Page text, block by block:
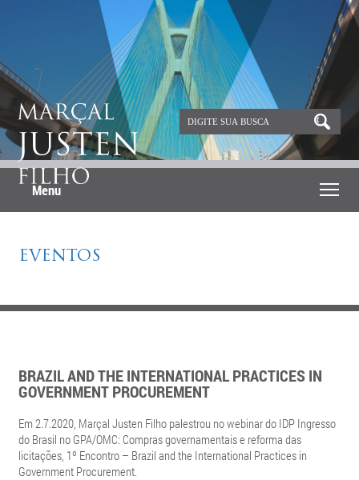
Menu
EVENTOS
BRAZIL AND THE INTERNATIONAL PRACTICES IN
GOVERNMENT PROCUREMENT
Em 2.7.2020, Marçal Justen Filho palestrou no webinar do IDP Ingresso
do Brasil no GPA/OMC: Compras governamentais e reforma das
licitações, 1º Encontro – Brazil and the International Practices in
Government Procurement.